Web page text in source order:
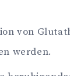
von
werden.